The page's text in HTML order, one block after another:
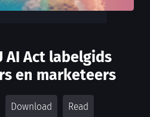
AI Act labelgids
en marketeers
Download Read